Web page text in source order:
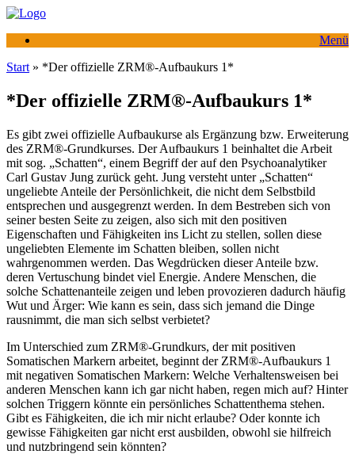
Zum
springen
Menü
Start » *Der offizielle ZRM®-Aufbaukurs 1*
*Der offizielle ZRM®-Aufbaukurs 1*
Es gibt zwei offizielle Aufbaukurse als Ergänzung bzw. Erweiterung
des ZRM®-Grundkurses. Der Aufbaukurs 1 beinhaltet die Arbeit
mit sog. „Schatten“, einem Begriff der auf den Psychoanalytiker
Carl Gustav Jung zurück geht. Jung versteht unter „Schatten“
ungeliebte Anteile der Persönlichkeit, die nicht dem Selbstbild
entsprechen und ausgegrenzt werden. In dem Bestreben sich von
seiner besten Seite zu zeigen, also sich mit den positiven
Eigenschaften und Fähigkeiten ins Licht zu stellen, sollen diese
ungeliebten Elemente im Schatten bleiben, sollen nicht
wahrgenommen werden. Das Wegdrücken dieser Anteile bzw.
deren Vertuschung bindet viel Energie. Andere Menschen, die
solche Schattenanteile zeigen und leben provozieren dadurch häufig
Wut und Ärger: Wie kann es sein, dass sich jemand die Dinge
rausnimmt, die man sich selbst verbietet?
Im Unterschied zum ZRM®-Grundkurs, der mit positiven
Somatischen Markern arbeitet, beginnt der ZRM®-Aufbaukurs 1
mit negativen Somatischen Markern: Welche Verhaltensweisen bei
anderen Menschen kann ich gar nicht haben, regen mich auf? Hinter
solchen Triggern könnte ein persönliches Schattenthema stehen.
Gibt es Fähigkeiten, die ich mir nicht erlaube? Oder konnte ich
gewisse Fähigkeiten gar nicht erst ausbilden, obwohl sie hilfreich
und nutzbringend sein könnten?